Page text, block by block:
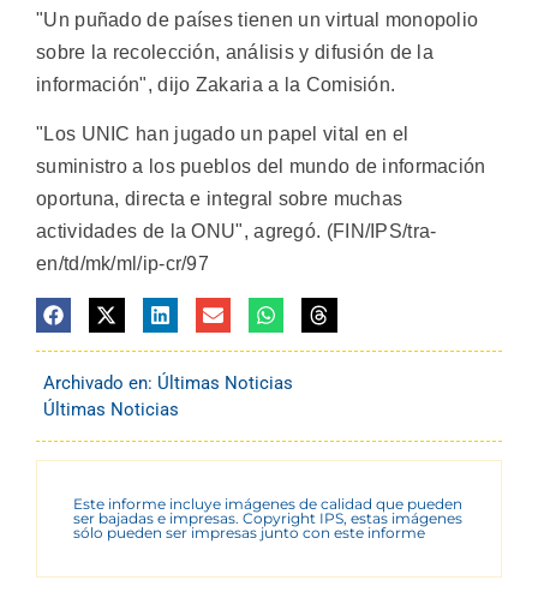
"Un puñado de países tienen un virtual monopolio
sobre la recolección, análisis y difusión de la
información", dijo Zakaria a la Comisión.
"Los UNIC han jugado un papel vital en el
suministro a los pueblos del mundo de información
oportuna, directa e integral sobre muchas
actividades de la ONU", agregó. (FIN/IPS/tra-
en/td/mk/ml/ip-cr/97
Archivado en: Últimas Noticias
Últimas Noticias
Este informe incluye imágenes de calidad que pueden
ser bajadas e impresas. Copyright IPS, estas imágenes
sólo pueden ser impresas junto con este informe